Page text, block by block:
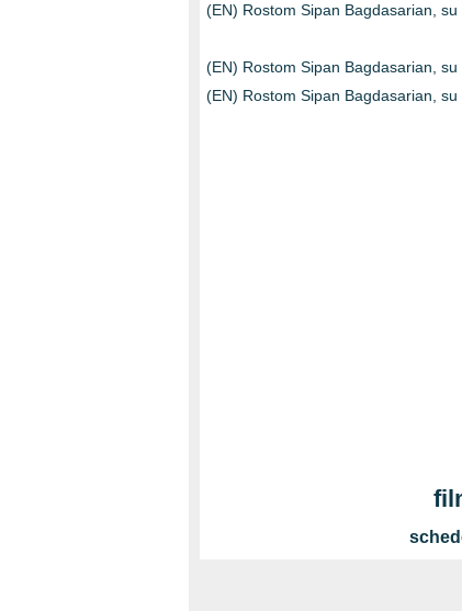
(EN) Rostom Sipan Bagdasarian,
(EN) Rostom Sipan Bagdasarian, su
(EN) Rostom Sipan Bagdasarian,